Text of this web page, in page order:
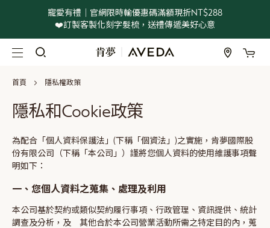
寵愛有禮｜官網限時輸優惠碼滿額現折NT$288
❤️訂製客製化刻字髮梳，送禮傳遞美好心意
首頁 隱私權政策
隱私和Cookie政策
為配合「個人資料保護法」(下稱「個資法」)之實施，肯夢國際股
份有限公司（下稱「本公司」）謹將您個人資料的使用維護事項聲
明如下：
一、您個人資料之蒐集、處理及利用
本公司基於契約或類似契約履行事項、行政管理、資訊提供、統計
調查及分析，及 其他合於本公司營業活動所需之特定目的內，蒐